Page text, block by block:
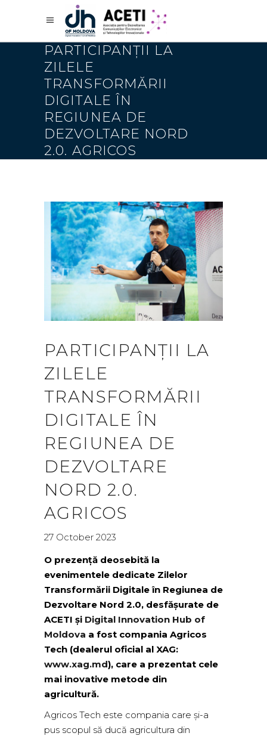
PARTICIPANȚII LA
ZILELE
TRANSFORMĂRII
DIGITALE ÎN
REGIUNEA DE
DEZVOLTARE NORD
2.0. AGRICOS
PARTICIPANȚII LA
ZILELE
TRANSFORMĂRII
DIGITALE ÎN
REGIUNEA DE
DEZVOLTARE
NORD 2.0.
AGRICOS
27 October 2023
O prezență deosebită la
evenimentele dedicate Zilelor
Transformării Digitale în Regiunea de
Dezvoltare Nord 2.0, desfășurate de
ACETI și Digital Innovation Hub of
Moldova a fost compania Agricos
Tech (dealerul oficial al XAG:
www.xag.md), care a prezentat cele
mai inovative metode din
agricultură.
Agricos Tech este compania care și-a
pus scopul să ducă agricultura din